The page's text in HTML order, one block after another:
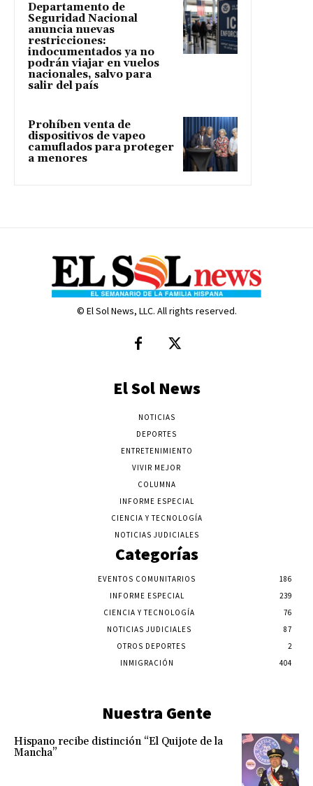
Departamento de
Seguridad Nacional
anuncia nuevas
restricciones:
indocumentados ya no
podrán viajar en vuelos
nacionales, salvo para
salir del país
Prohíben venta de
dispositivos de vapeo
camuflados para proteger
a menores
© El Sol News, LLC. All rights reserved.
El Sol News
NOTICIAS
DEPORTES
ENTRETENIMIENTO
VIVIR MEJOR
COLUMNA
INFORME ESPECIAL
CIENCIA Y TECNOLOGÍA
NOTICIAS JUDICIALES
Categorías
EVENTOS COMUNITARIOS
186
INFORME ESPECIAL
239
CIENCIA Y TECNOLOGÍA
76
NOTICIAS JUDICIALES
87
OTROS DEPORTES
2
INMIGRACIÓN
404
Nuestra Gente
Hispano recibe distinción “El Quijote de la
Mancha”